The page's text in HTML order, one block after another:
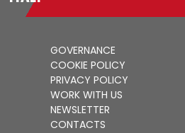
GOVERNANCE
COOKIE POLICY
PRIVACY POLICY
WORK WITH US
NEWSLETTER
CONTACTS